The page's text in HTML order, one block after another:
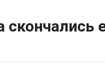
скончались